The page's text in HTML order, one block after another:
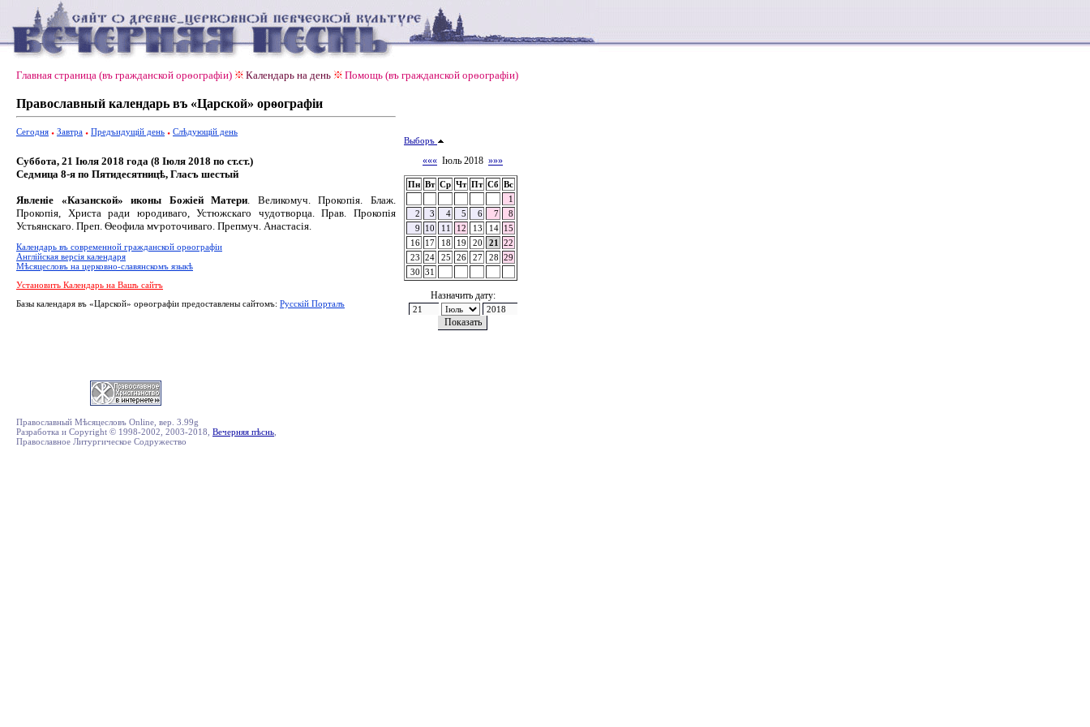
Главная страница (въ гражданской орѳографiи) Календарь на день Помощь (въ гражданской орѳографiи)
Православный календарь въ «Царской» орѳографiи
Сегодня Завтра Предъидущiй день Слѣдующiй день
Суббота, 21 Іюля 2018 года (8 Іюля 2018 по ст.ст.)
Седмица 8-я по Пятидесятницѣ, Гласъ шестый
Явленіе «Казанской» иконы Божіей Матери . Великомуч. Прокопія. Блаж.
Прокопія, Христа ради юродиваго, Устюжскаго чудотворца. Прав. Прокопія
Устьянскаго. Преп. Ѳеофила мѵроточиваго. Препмуч. Анастасія.
Календарь въ современной гражданской орѳографiи
Англiйская версiя календаря
Мѣсяцесловъ на церковно-славянскомъ языкѣ
Установить Календарь на Вашъ сайтъ
Базы календаря въ «Царской» орѳографiи предоставлены сайтомъ: Русскiй Порталъ
Выборъ
««« Іюль 2018 »»»
Пн Вт Ср Чт Пт Сб Вс
1
2
3 4 5 6 7
8
9
10 11 12 13 14 15
16 17 18 19 20 21
22
23 24 25 26 27 28 29
30 31
Назначить дату:
Православный Мѣсяцесловъ Online, вер. 3.99g
Разработка и Copyright © 1998-2002, 2003-2018, Вечерняя пѣснь
Православное Литургическое Содружество